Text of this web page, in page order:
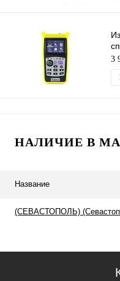
3
НАЛИЧИЕ В
Название
(СЕВАСТОПОЛЬ)